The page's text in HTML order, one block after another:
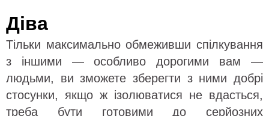
Діва
Тільки максимально обмеживши спілкування
з іншими — особливо дорогими вам —
людьми, ви зможете зберегти з ними добрі
стосунки, якщо ж ізолюватися не вдасться,
треба бути готовими до серйозних